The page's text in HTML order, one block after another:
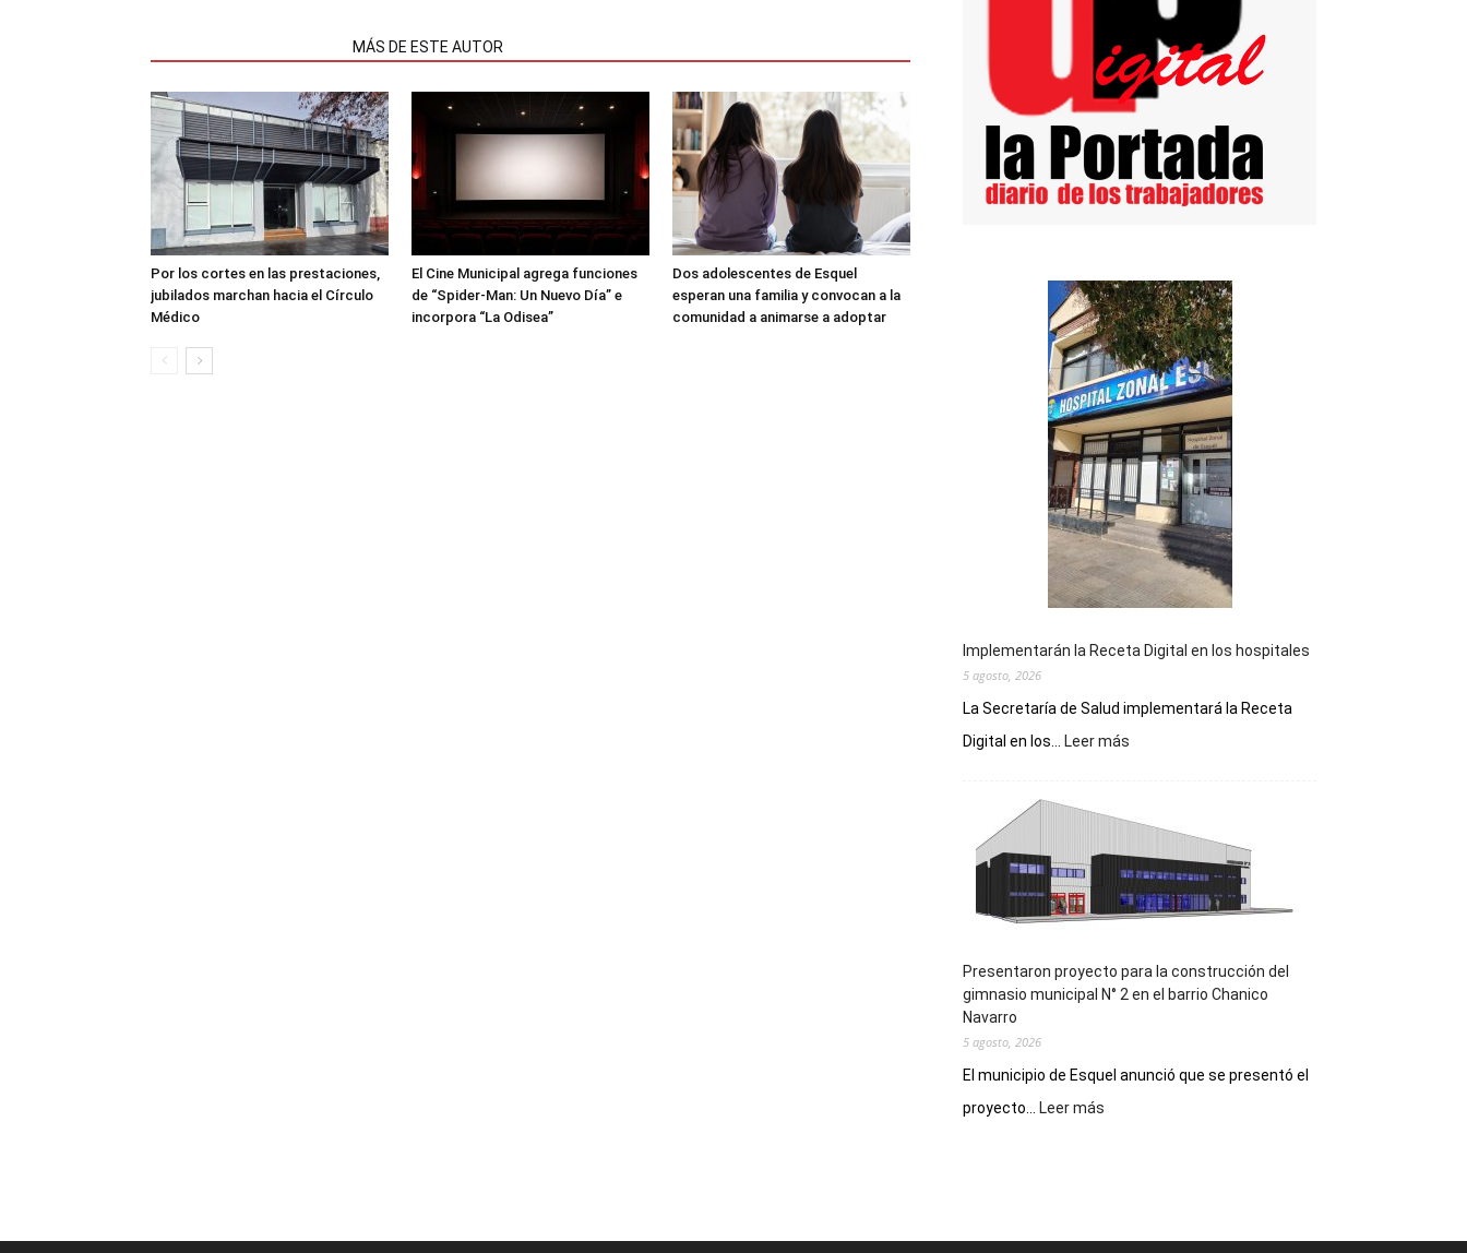
MÁS DE ESTE AUTOR
Por los cortes en las prestaciones,
jubilados marchan hacia el Círculo
Médico
El Cine Municipal agrega funciones
de “Spider-Man: Un Nuevo Día” e
incorpora “La Odisea”
Dos adolescentes de Esquel
esperan una familia y convocan a la
comunidad a animarse a adoptar
Implementarán la Receta Digital en los hospitales
5 agosto, 2026
La Secretaría de Salud implementará la Receta
Digital en los...
Leer más
Digital
en
los
hospitales
Presentaron proyecto para la construcción del
gimnasio municipal N° 2 en el barrio Chanico
Navarro
5 agosto, 2026
El municipio de Esquel anunció que se presentó el
proyecto...
Leer más
del